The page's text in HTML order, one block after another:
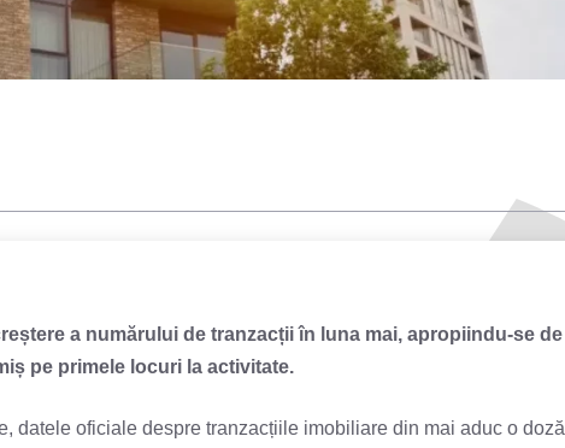
a numărului de tranzacții în luna mai, apropiindu-se de
pe primele locuri la activitate.
datele oficiale despre tranzacțiile imobiliare din mai aduc o doză